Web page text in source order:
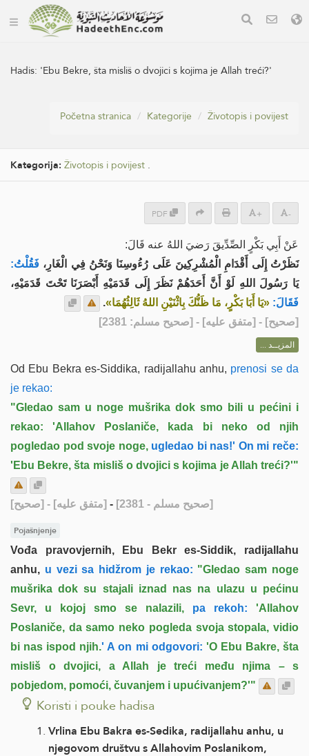
Hadis: 'Ebu Bekre, šta misliš o dvojici s kojima je Allah treći?'
Početna stranica Kategorije Životopis i povijest
Kategorija: Životopis i povijest .
PDF + -
عَنْ أَبِي بَكْرٍ الصِّدِّيقَ رَضيَ اللهُ عنه قَالَ:
نَظَرْتُ إِلَى أَقْدَامِ الْمُشْرِكِينَ عَلَى رُءُوسِنَا وَنَحْنُ فِي الْغَارِ، فَقُلْتُ:
يَا رَسُولَ اللهِ لَوْ أَنَّ أَحَدَهُمْ نَظَرَ إِلَى قَدَمَيْهِ أَبْصَرَنَا تَحْتَ قَدَمَيْهِ،
فَقَالَ: «يَا أَبَا بَكْرٍ، مَا ظَنُّكَ بِاثْنَيْنِ اللهُ ثَالِثُهُمَا».
[صحيح] - [متفق عليه] - [صحيح مسلم: 2381]
المزيــد ...
Od Ebu Bekra es-Siddika, radijallahu anhu, prenosi se da
je rekao:
"Gledao sam u noge mušrika dok smo bili u pećini i
rekao: 'Allahov Poslaniče, kada bi neko od njih
pogledao pod svoje noge,ugledao bi nas!' On mi reče:
'Ebu Bekre, šta misliš o dvojici s kojima je Allah treći?'"
[صحيح] - [متفق عليه] - [صحيح مسلم - 2381]
Pojašnjenje
Vođa pravovjernih, Ebu Bekr es-Siddik, radijallahu
anhu, u vezi sa hidžrom je rekao: "Gledao sam noge
mušrika dok su stajali iznad nas na ulazu u pećinu
Sevr, u kojoj smo se nalazili, pa rekoh: 'Allahov
Poslaniče, da samo neko pogleda svoja stopala, vidio
bi nas ispod njih.' A on mi odgovori: 'O Ebu Bakre, šta
misliš o dvojici, a Allah je treći među njima – s
pobjedom, pomoći, čuvanjem i upućivanjem?'"
Koristi i pouke hadisa
Vrlina Ebu Bakra es-Sedika, radijallahu anhu, u
njegovom društvu s Allahovim Poslanikom,